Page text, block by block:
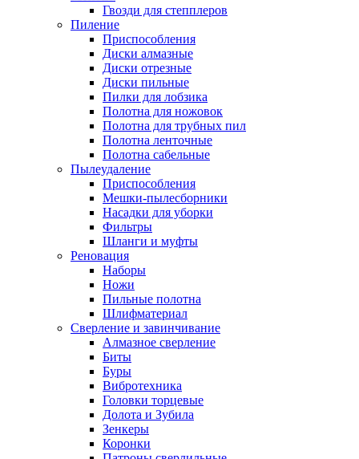
Гвозди для степплеров
Пиление
Приспособления
Диски алмазные
Диски отрезные
Диски пильные
Пилки для лобзика
Полотна для ножовок
Полотна для трубных пил
Полотна ленточные
Полотна сабельные
Пылеудаление
Приспособления
Мешки-пылесборники
Насадки для уборки
Фильтры
Шланги и муфты
Реновация
Наборы
Ножи
Пильные полотна
Шлифматериал
Сверление и завинчивание
Алмазное сверление
Биты
Буры
Вибротехника
Головки торцевые
Долота и Зубила
Зенкеры
Коронки